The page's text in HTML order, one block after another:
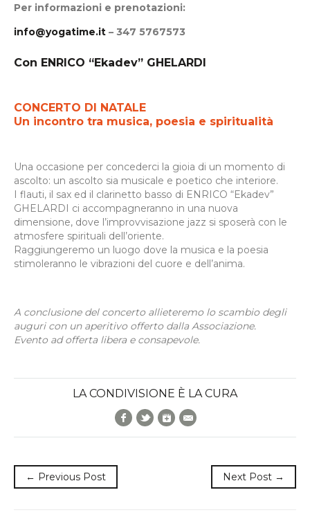
Per informazioni e prenotazioni:
info@yogatime.it – 347 5767573
Con ENRICO “Ekadev” GHELARDI
CONCERTO DI NATALE
Un incontro tra musica, poesia e spiritualità
Una occasione per concederci la gioia di un momento di
ascolto: un ascolto sia musicale e poetico che interiore.
I flauti, il sax ed il clarinetto basso di ENRICO “Ekadev”
GHELARDI ci accompagneranno in una nuova
dimensione, dove l’improvvisazione jazz si sposerà con le
atmosfere spirituali dell’oriente.
Raggiungeremo un luogo dove la musica e la poesia
stimoleranno le vibrazioni del cuore e dell’anima.
A conclusione del concerto allieteremo lo scambio degli
auguri con un aperitivo offerto dalla Associazione.
Evento ad offerta libera e consapevole.
LA CONDIVISIONE È LA CURA
Facebook
TwitterGoogle+
← Previous Post Next Post →